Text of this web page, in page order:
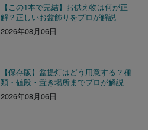
【この1本で完結】お供え物は何が正
解？正しいお盆飾りをプロが解説
2026年08月06日
【保存版】盆提灯はどう用意する？種
類・値段・置き場所までプロが解説
2026年08月06日